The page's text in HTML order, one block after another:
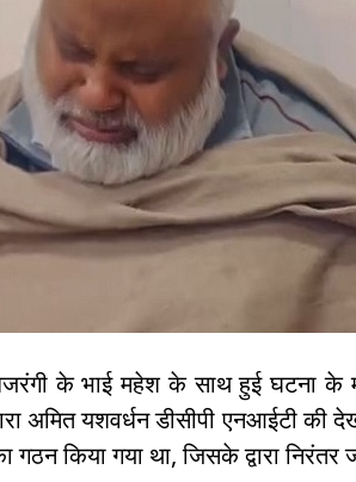
के भाई महेश के साथ हुई घटना के
अमित यशवर्धन डीसीपी एनआईटी की
किया गया था, जिसके द्वारा निरंतर